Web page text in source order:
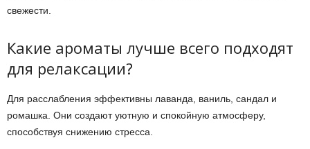
свежести.
Какие ароматы лучше всего подходят
для релаксации?
Для расслабления эффективны лаванда, ваниль, сандал и
ромашка. Они создают уютную и спокойную атмосферу,
способствуя снижению стресса.